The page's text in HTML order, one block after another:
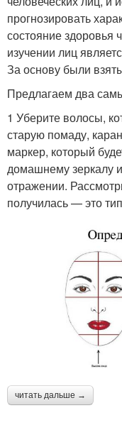
прогнозировать
состояние здоровья
изучении лиц
За основу были
Предлагаем два
1 Уберите волосы,
старую помаду,
маркер, который
домашнему зеркалу
отражении.
получилась — это
читать дальше →